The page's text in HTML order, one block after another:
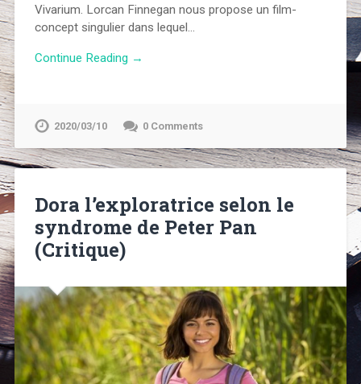
Vivarium. Lorcan Finnegan nous propose un film-
concept singulier dans lequel…
Continue Reading →
2020/03/10 0 Comments
Dora l’exploratrice selon le
syndrome de Peter Pan
(Critique)